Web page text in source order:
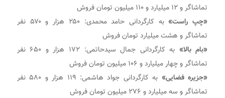
تماشاگر و ۱۲ میلیارد و ۱۱۰ میلیون تومان فروش
«چپ راست»
به کارگردانی حامد محمدی: ۲۵۰ هزار و ۵۷۰ نفر
تماشاگر و هشت میلیارد تومان فروش
«بام بالا»
به کارگردانی جمال سیدحاتمی: ۱۷۲ هزار و ۶۵۰ نفر
تماشاگر و چهار میلیارد و ۱۰۶ میلیون تومان فروش
«جزیره فضایی»
به کارگردانی جواد هاشمی: ۱۱۹ هزار و ۵۸۰ نفر
تماشاگر و سه میلیارد و ۲۷۶ میلیون تومان فروش